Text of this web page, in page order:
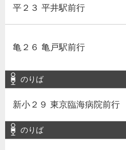
平２３ 平井駅前行
亀２６ 亀戸駅前行
のりば
新小２９ 東京臨海病院前行
のりば